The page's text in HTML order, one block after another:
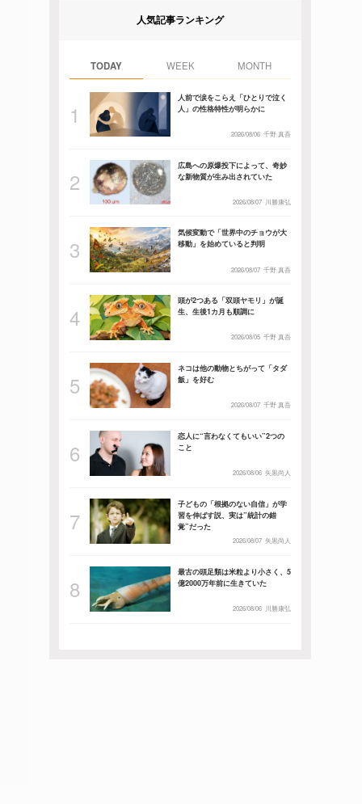
人気記事ランキング
TODAY WEEK MONTH
人前で涙をこらえ「ひとりで泣く
人」の性格特性が明らかに
2026/08/06 千野 真吾
広島への原爆投下によって、奇妙
な新物質が生み出されていた
2026/08/07 川勝康弘
気候変動で「世界中のチョウが大
移動」を始めていると判明
2026/08/07 千野 真吾
頭が2つある「双頭ヤモリ」が誕
生、生後1カ月も順調に
2026/08/05 千野 真吾
ネコは他の動物とちがって「タダ
飯」を好む
2026/08/07 千野 真吾
恋人に“言わなくてもいい”2つの
こと
2026/08/06 矢黒尚人
子どもの「根拠のない自信」が学
習を伸ばす説、実は”統計の錯
覚”だった
2026/08/07 矢黒尚人
最古の頭足類は米粒より小さく、5
億2000万年前に生きていた
2026/08/06 川勝康弘